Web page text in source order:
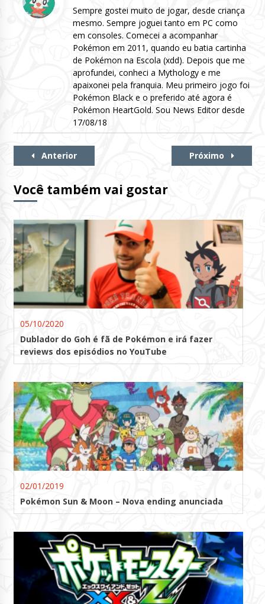
Sempre gostei muito de jogar, desde criança
mesmo. Sempre joguei tanto em PC como
em consoles. Comecei a acompanhar
Pokémon em 2011, quando eu batia cartinha
de Pokémon na Escola (xdd). Depois que me
aprofundei, conheci a Mythology e me
apaixonei pela franquia. Meu primeiro jogo foi
Pokémon Black e o preferido até agora é
Pokémon HeartGold. Sou News Editor desde
17/08/18
Continue
Anterior Próximo
Você também vai gostar
05/10/2020
Dublador do Goh é fã de Pokémon e irá fazer
reviews dos episódios no YouTube
02/01/2019
Pokémon Sun & Moon – Nova ending anunciada